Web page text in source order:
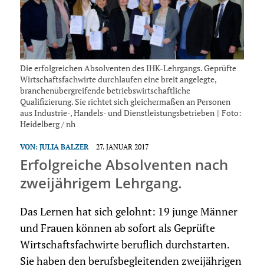
Die erfolgreichen Absolventen des IHK-Lehrgangs. Geprüfte
Wirtschaftsfachwirte durchlaufen eine breit angelegte,
branchenübergreifende betriebswirtschaftliche
Qualifizierung. Sie richtet sich gleichermaßen an Personen
aus Industrie-, Handels- und Dienstleistungsbetrieben || Foto:
Heidelberg / nh
VON: JULIA BALZER 27. JANUAR 2017
Erfolgreiche Absolventen nach
zweijährigem Lehrgang.
Das Lernen hat sich gelohnt: 19 junge Männer
und Frauen können ab sofort als Geprüfte
Wirtschaftsfachwirte beruflich durchstarten.
Sie haben den berufsbegleitenden zweijährigen